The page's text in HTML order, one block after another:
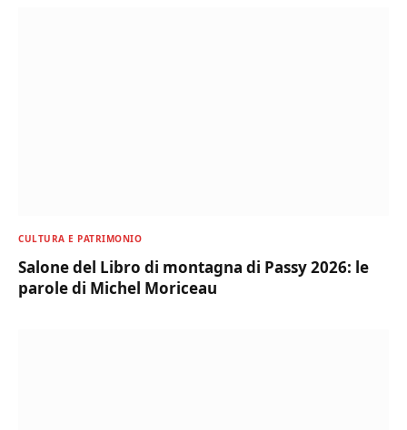
CULTURA E PATRIMONIO
Salone del Libro di montagna di Passy 2026: le
parole di Michel Moriceau